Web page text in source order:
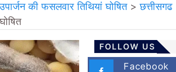
की फसलवार तिथियां घोषित>छत्तीसगढ
FOLLOW US
Facebook